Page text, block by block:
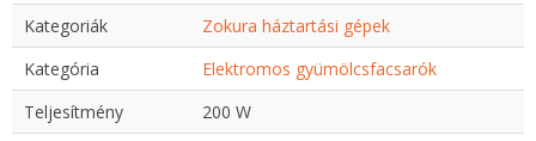
Kategoriák
Zokura háztartási gépek
Kategória
Elektromos gyümölcsfacsarók
Teljesítmény
200 W